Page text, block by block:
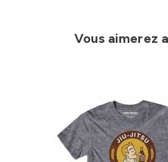
Vous aimerez